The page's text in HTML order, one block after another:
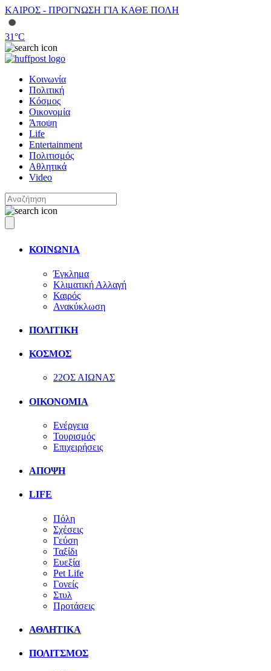
ΚΑΙΡΟΣ - ΠΡΟΓΝΩΣΗ ΓΙΑ ΚΑΘΕ ΠΟΛΗ
31°C
Κοινωνία
Πολιτική
Κόσμος
Οικονομία
Άποψη
Life
Entertainment
Πολιτισμός
Αθλητικά
Video
ΚΟΙΝΩΝΙΑ
Έγκλημα
Κλιματική Αλλαγή
Καιρός
Ανακύκλωση
ΠΟΛΙΤΙΚΗ
ΚΟΣΜΟΣ
22ΟΣ ΑΙΩΝΑΣ
ΟΙΚΟΝΟΜΙΑ
Ενέργεια
Τουρισμός
Επιχειρήσεις
ΑΠΟΨΗ
LIFE
Πόλη
Σχέσεις
Γεύση
Ταξίδι
Ευεξία
Pet Life
Γονείς
Στυλ
Προτάσεις
ΑΘΛΗΤΙΚΑ
ΠΟΛΙΤΣΜΟΣ